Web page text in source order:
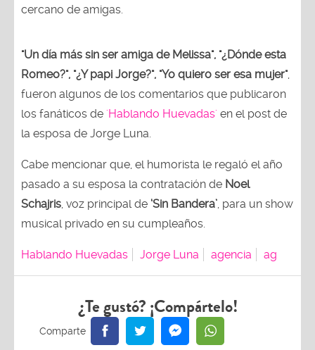
cercano de amigas.
"Un día más sin ser amiga de Melissa", "¿Dónde esta
Romeo?", "¿Y papi Jorge?", "Yo quiero ser esa mujer",
fueron algunos de los comentarios que publicaron
los fanáticos de 'Hablando Huevadas' en el post de
la esposa de Jorge Luna.
Cabe mencionar que, el humorista le regaló el año
pasado a su esposa la contratación de Noel
Schajris , voz principal de ‘Sin Bandera’ , para un show
musical privado en su cumpleaños.
Hablando Huevadas Jorge Luna agencia ag
¿Te gustó? ¡Compártelo!